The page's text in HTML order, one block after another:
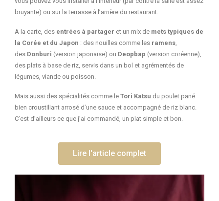
bruyante) ou sur la terrasse à l’arrière du restaurant.
A la carte, des entrées à partager et un mix de mets typiques de
la Corée et du Japon : des nouilles comme les ramens
des Donburi (version japonaise) ou Deopbap (version coréenne),
des plats à base de riz, servis dans un bol et agrémentés de
légumes, viande ou poisson.
Mais aussi des spécialités comme le Tori Katsu du poulet pané
bien croustillant arrosé d’une sauce et accompagné de riz blanc.
C’est d’ailleurs ce que j’ai commandé, un plat simple et bon.
Lire l'article complet